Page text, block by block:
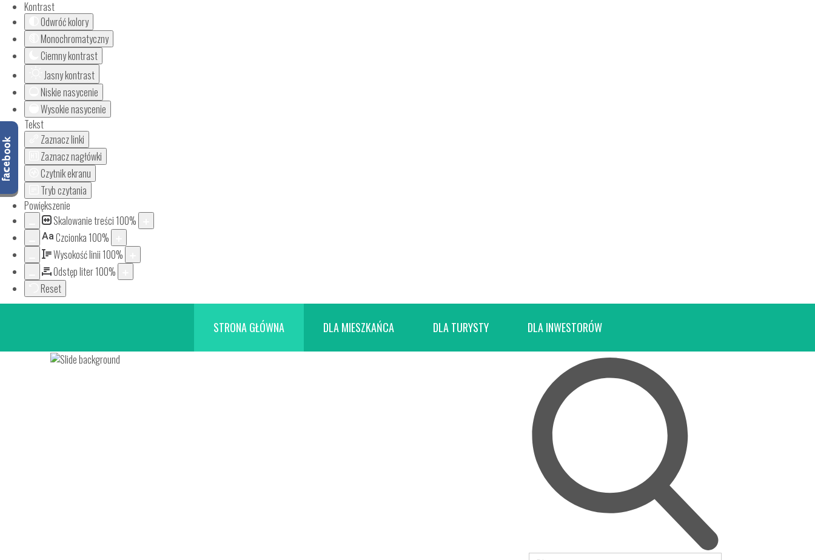
Kontrast
Odwróć kolory
Monochromatyczny
Ciemny kontrast
Jasny kontrast
Niskie nasycenie
Wysokie nasycenie
Tekst
Zaznacz linki
Zaznacz nagłówki
Czytnik ekranu
Tryb czytania
Powiększenie
Skalowanie treści 100%
Aa Czcionka 100%
Wysokość linii 100%
Odstęp liter100%
Reset
STRONA GŁÓWNA DLA MIESZKAŃCA DLA TURYSTY DLA INWESTORÓW